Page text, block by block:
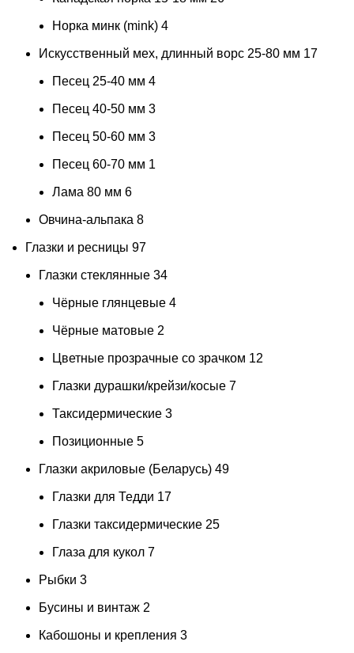
Норка минк (mink) 4
Искусственный мех, длинный ворс 25-80 мм 17
Песец 25-40 мм 4
Песец 40-50 мм 3
Песец 50-60 мм 3
Песец 60-70 мм 1
Лама 80 мм 6
Овчина-альпака 8
Глазки и ресницы 97
Глазки стеклянные 34
Чёрные глянцевые 4
Чёрные матовые 2
Цветные прозрачные со зрачком 12
Глазки дурашки/крейзи/косые 7
Таксидермические 3
Позиционные 5
Глазки акриловые (Беларусь) 49
Глазки для Тедди 17
Глазки таксидермические 25
Глаза для кукол 7
Рыбки 3
Бусины и винтаж 2
Кабошоны и крепления 3